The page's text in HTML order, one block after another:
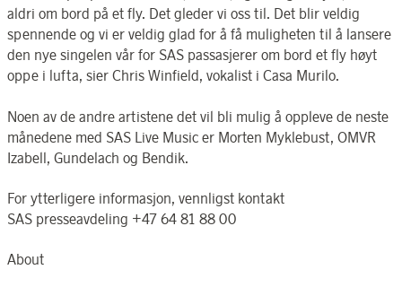
aldri om bord på et fly. Det gleder vi oss til. Det blir veldig
spennende og vi er veldig glad for å få muligheten til å lansere
den nye singelen vår for SAS passasjerer om bord et fly høyt
oppe i lufta, sier Chris Winfield, vokalist i Casa Murilo.
Noen av de andre artistene det vil bli mulig å oppleve de neste
månedene med SAS Live Music er Morten Myklebust, OMVR
Izabell, Gundelach og Bendik.
For ytterligere informasjon, vennligst kontakt
SAS presseavdeling +47 64 81 88 00
About